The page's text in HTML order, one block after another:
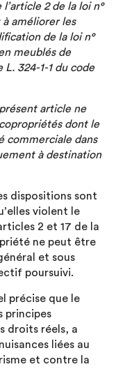
article 2 de la loi n°
améliorer les
de la loi n°
meublés de
L. 324-1-1 du code
article ne
dont le
dans
à destination
dispositions sont
violent le
2 et 17 de la
ne peut être
et sous
poursuivi.
précise que le
principes
droits réels, a
liées au
et contre la